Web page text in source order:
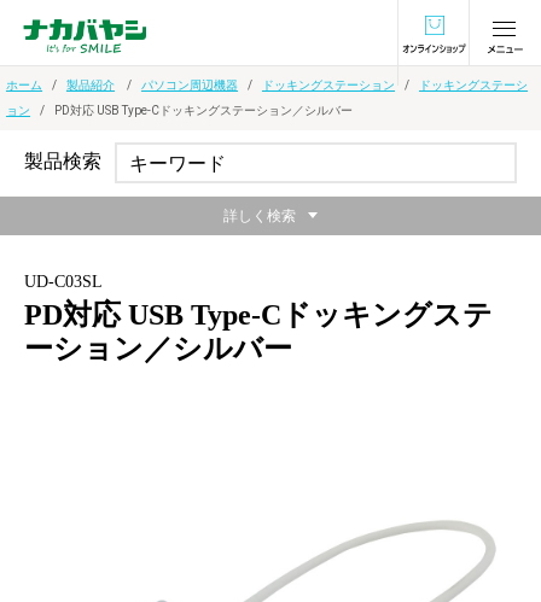
オンラインショ
ホーム 製品紹介 パソコン周辺機器 ドッキングステーション
ドッキングステーシ
ョン
PD対応 USB Type-Cドッキングステーション／シルバー
UD-C03SL
PD対応 USB Type-Cドッキングステ
ーション／シルバー
製品検索
詳しく検索